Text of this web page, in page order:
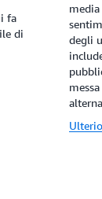
fa
di
degli